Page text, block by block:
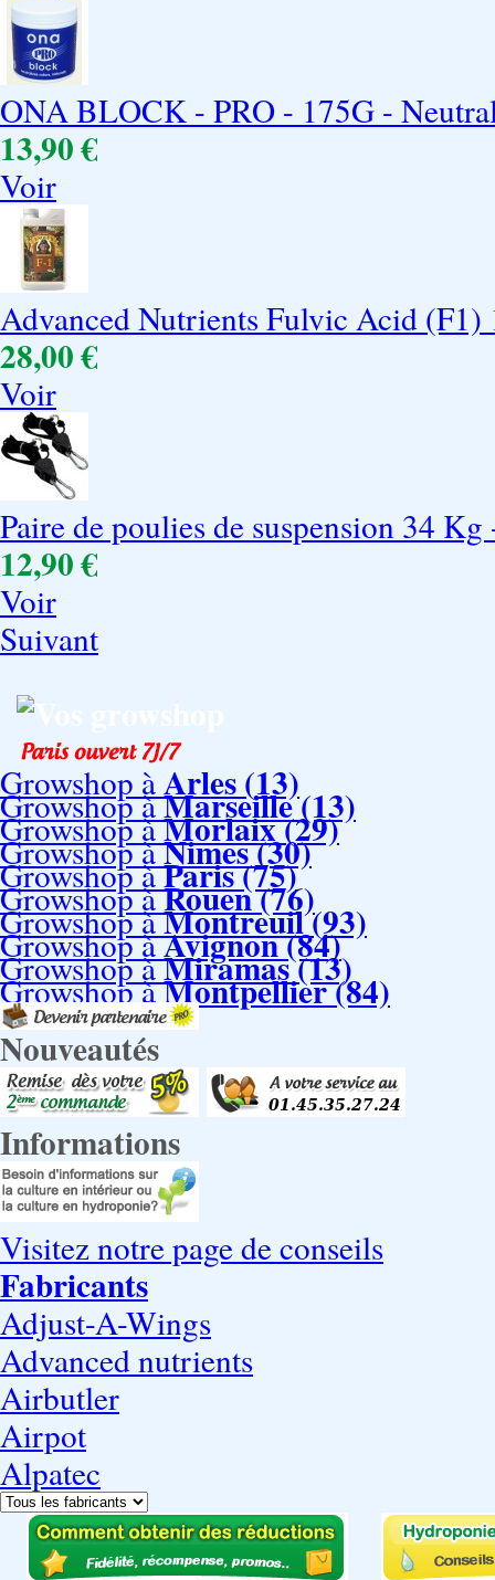
ONA BLOCK - PRO - 175G -
13,90 €
Voir
Advanced Nutrients Fulvic Acid (F1)
28,00 €
Voir
Paire de poulies de suspension 34 Kg
12,90 €
Voir
Suivant
Growshop àArles (13)
Growshop àMarseille (13)
Growshop àMorlaix (29)
Growshop àNimes (30)
Growshop àParis (75)
Growshop àRouen (76)
Growshop àMontreuil (93)
Growshop àAvignon (84)
Growshop àMiramas (13)
Growshop àMontpellier (84)
Nouveautés
Informations
Visitez notre page de conseils
Fabricants
Adjust-A-Wings
Advanced nutrients
Airbutler
Airpot
Alpatec